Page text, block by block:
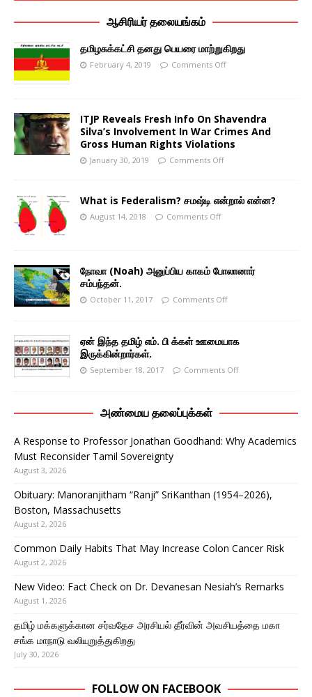
ஆசிரியர் தலையங்கம்
தமிழசுக்கட்சி தனது பெயரை மாற்றுகிறது
February 4, 2019 Comments Off
ITJP Reveals Fresh Info On Shavendra
Silva’s Involvement In War Crimes And
Gross Human Rights Violations
January 30, 2019 Comments Off
What is Federalism? சமஷ்டி என்றால் என்ன?
August 14, 2018 Comments Off
நோவா (Noah) அனுப்பிய காகம் போலானார்
சம்பந்தன்.
October 11, 2017 Comments Off
ஏன் இந்த தமிழ் எம். பி க்கள் ஊமையாக
இருக்கின்றார்கள்.
September 18, 2017 Comments Off
அண்மைய தலைப்புக்கள்
A Response to Professor Jonathan Goodhand: Why Academics
Must Reconsider Tamil Sovereignty
August 3, 2026
Obituary: Manoranjitham “Ranji” SriKanthan (1954–2026),
Boston, Massachusetts
August 2, 2026
Common Daily Habits That May Increase Colon Cancer Risk
August 2, 2026
New Video: Fact Check on Dr. Devanesan Nesiah’s Remarks
August 1, 2026
தமிழ் மக்களுக்கான சர்வதேச அரசியல் தீர்வின் அவசியத்தை மகா
சங்க மாநாடு வலியுறுத்துகிறது
July 30, 2026
FOLLOW ON FACEBOOK